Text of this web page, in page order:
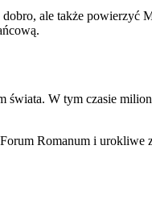
ale także powierzyć
W tym czasie
Romanum i urokliwe